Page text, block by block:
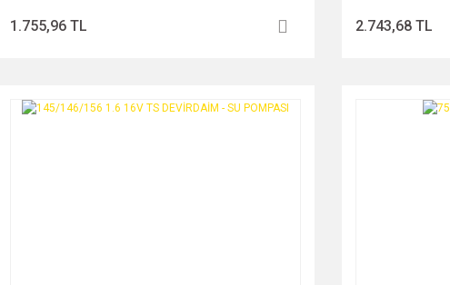
1.755,96 TL 2.743,68 TL